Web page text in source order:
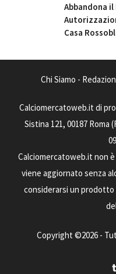
Abbandona
Casa
Chi Siamo -
Calciomercatoweb.it di
Sistina 121, 00187 Roma
Calciomercatoweb.it non
viene aggiornato senza
considerarsi un prodotto
Copyright ©2026 -